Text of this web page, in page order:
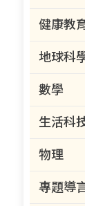
健康教
地球科
數學
生活科
物理
專題導